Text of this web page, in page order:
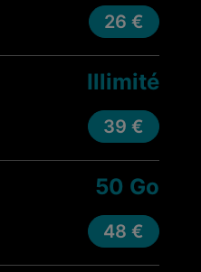
26 €
Illimité
39 €
50 Go
48 €